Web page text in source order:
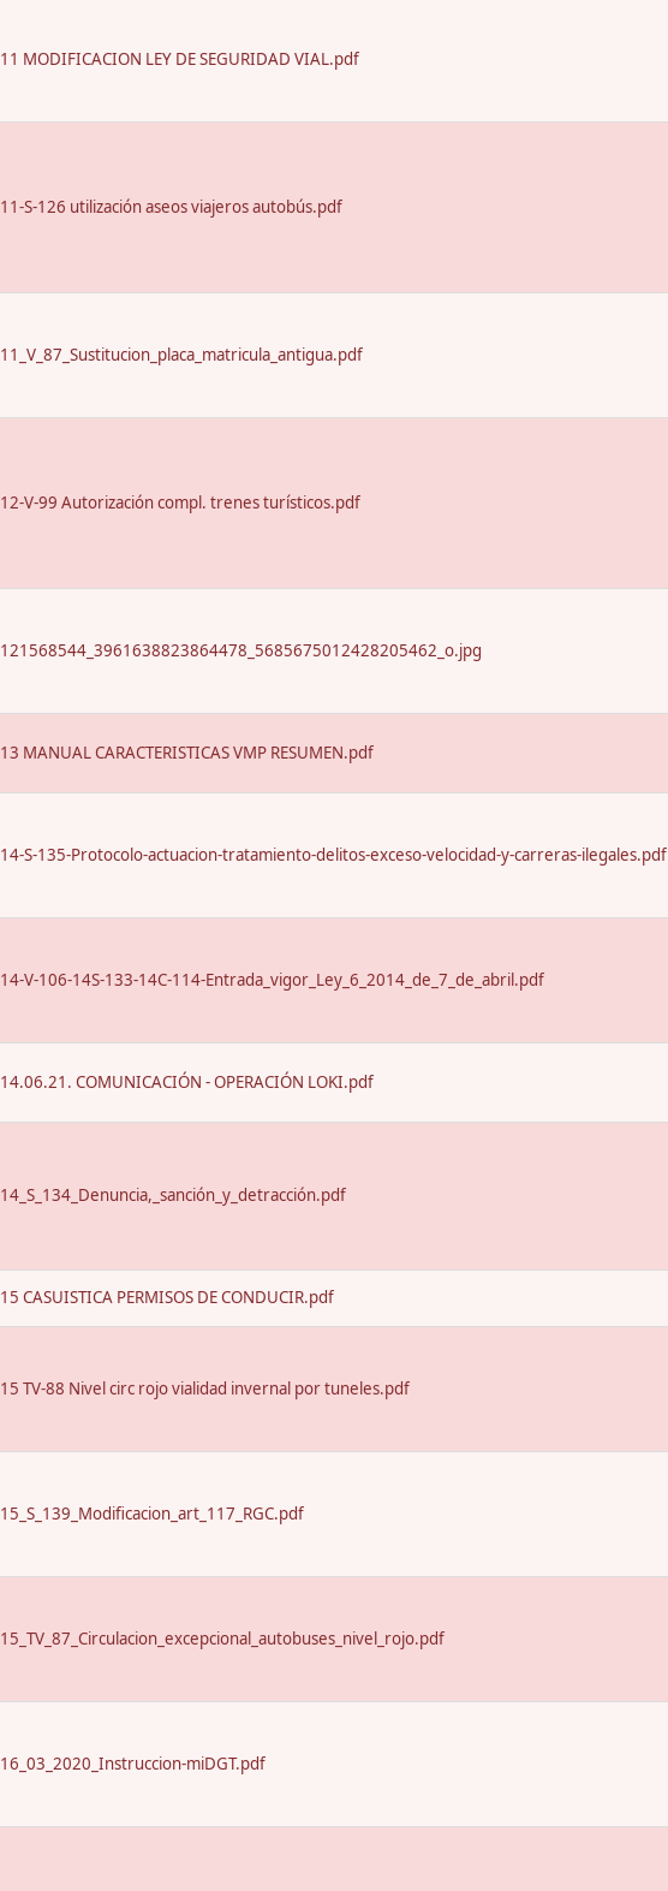
11 MODIFICACION LEY DE SEGURIDAD VIAL.pdf
11-S-126 utilización aseos viajeros autobús.pdf
11_V_87_Sustitucion_placa_matricula_antigua.pdf
12-V-99 Autorización compl. trenes turísticos.pdf
121568544_3961638823864478_5685675012428205462_o.jpg
13 MANUAL CARACTERISTICAS VMP RESUMEN.pdf
14-S-135-Protocolo-actuacion-tratamiento-delitos-exceso-velocidad-y-carreras-ilegales.pdf
14-V-106-14S-133-14C-114-Entrada_vigor_Ley_6_2014_de_7_de_abril.pdf
14.06.21. COMUNICACIÓN - OPERACIÓN LOKI.pdf
14_S_134_Denuncia,_sanción_y_detracción.pdf
15 CASUISTICA PERMISOS DE CONDUCIR.pdf
15 TV-88 Nivel circ rojo vialidad invernal por tuneles.pdf
15_S_139_Modificacion_art_117_RGC.pdf
15_TV_87_Circulacion_excepcional_autobuses_nivel_rojo.pdf
16_03_2020_Instruccion-miDGT.pdf